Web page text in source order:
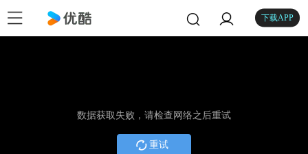
下载APP
数据获取失败，请检查网络之后重试
重试